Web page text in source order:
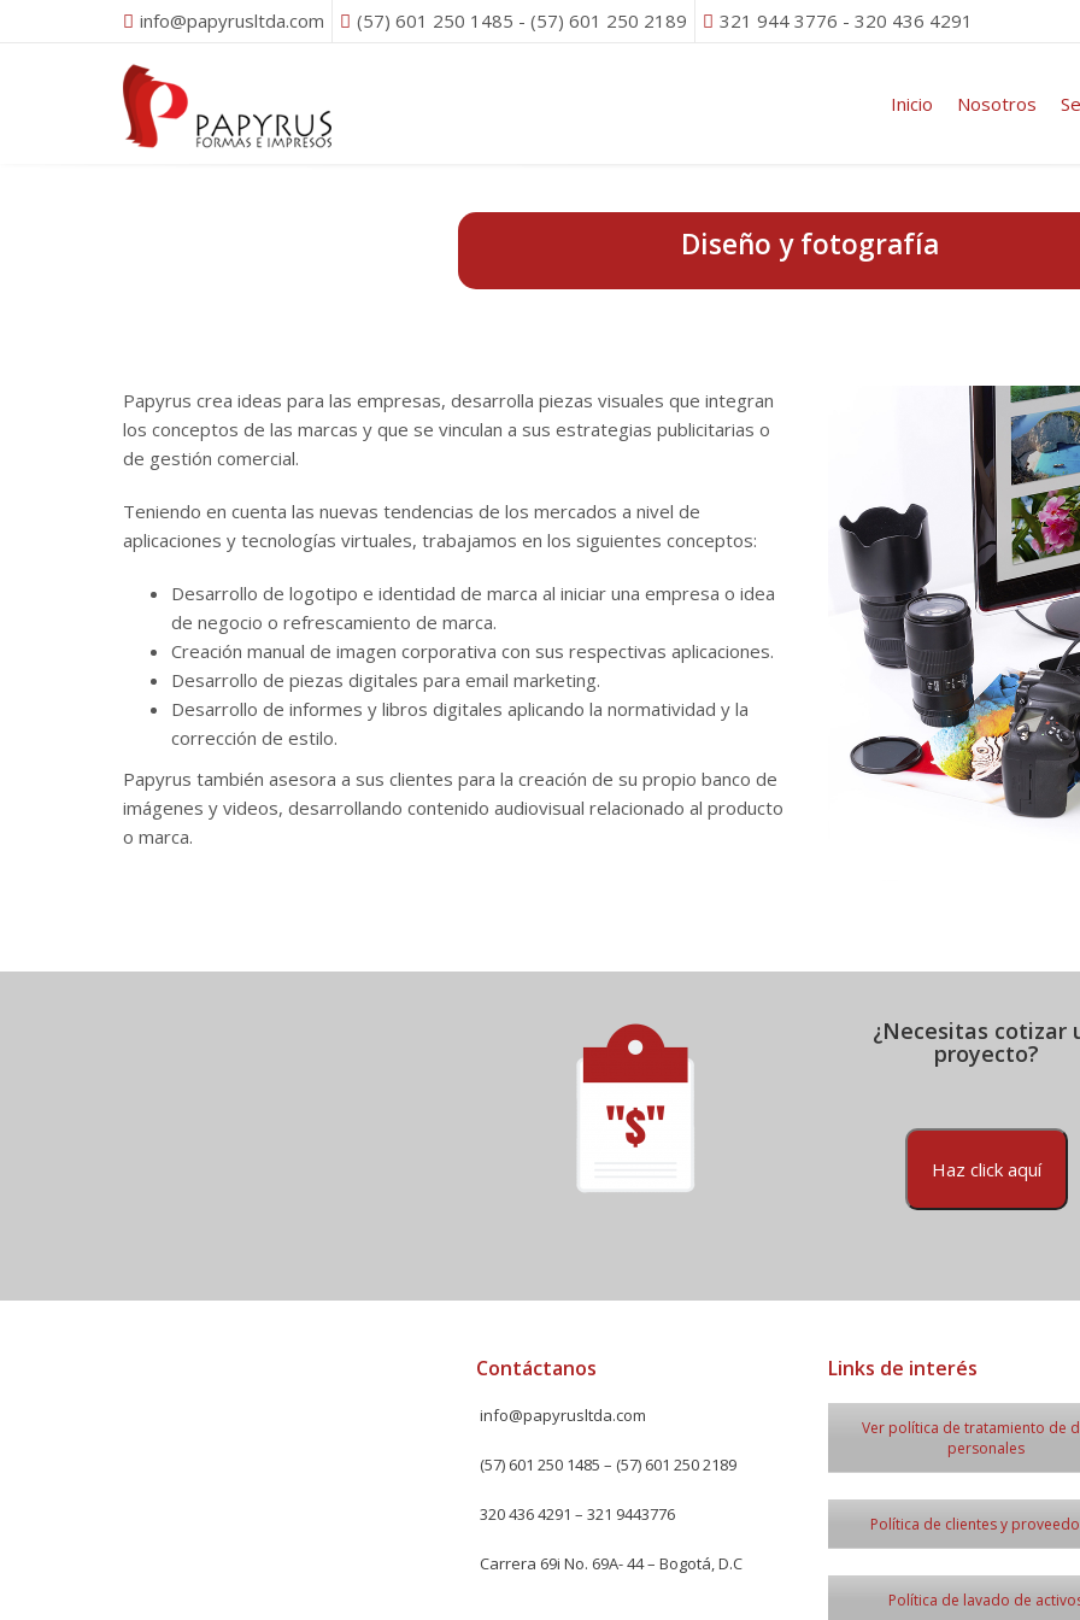
info@papyrusltda.com (57) 601 250 1485 - (57) 601 250 2189 321 944 3776 - 320 436 4291
Inicio Nosotros
Diseño y fotografía
Papyrus crea ideas para las empresas, desarrolla piezas visuales que integran
los conceptos de las marcas y que se vinculan a sus estrategias publicitarias o
de gestión comercial.
Teniendo en cuenta las nuevas tendencias de los mercados a nivel de
aplicaciones y tecnologías virtuales, trabajamos en los siguientes conceptos:
Desarrollo de logotipo e identidad de marca al iniciar una empresa o idea
de negocio o refrescamiento de marca.
Creación manual de imagen corporativa con sus respectivas aplicaciones.
Desarrollo de piezas digitales para email marketing.
Desarrollo de informes y libros digitales aplicando la normatividad y la
corrección de estilo.
Papyrus también asesora a sus clientes para la creación de su propio banco de
imágenes y videos, desarrollando contenido audiovisual relacionado al producto
o marca.
¿Necesitas cotizar
proyecto?
Haz click aquí
Contáctanos
info@papyrusltda.com
(57) 601 250 1485 – (57) 601 250 2189
320 436 4291 – 321 9443776
Carrera 69i No. 69A- 44 – Bogotá, D.C
Links de interés
Ver política de tratamiento de
personales
Política de clientes y
Política de lavado de